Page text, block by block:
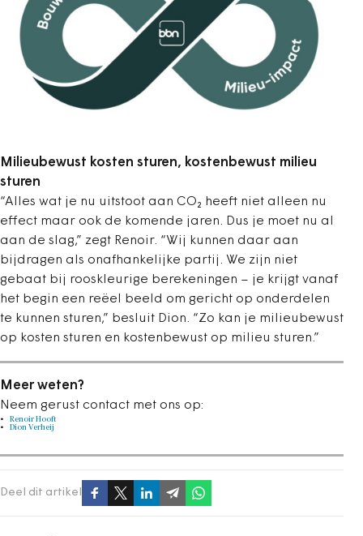
Milieubewust kosten sturen, kostenbewust milieu
sturen
“Alles wat je nu uitstoot aan CO₂ heeft niet alleen nu
effect maar ook de komende jaren. Dus je moet nu al
aan de slag,” zegt Renoir. “Wij kunnen daar aan
bijdragen als onafhankelijke partij. We zijn niet
gebaat bij rooskleurige berekeningen – je krijgt vanaf
het begin een reëel beeld om gericht op onderdelen
te kunnen sturen,” besluit Dion. “Zo kan je milieubewust
op kosten sturen en kostenbewust op milieu sturen.”
Meer weten?
Neem gerust contact met ons op:
Renoir Hooft
Dion Verheij
Deel dit artikel